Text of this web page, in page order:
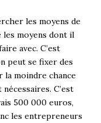
les moyens de
les moyens dont il
avec. C’est
peut se fixer des
la moindre chance
C’est
500 000 euros,
les entrepreneurs